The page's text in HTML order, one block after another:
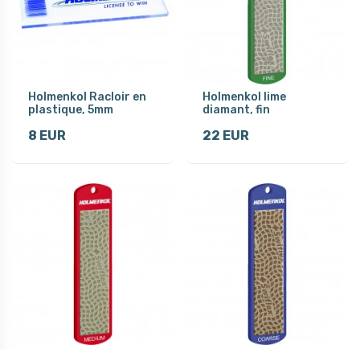
Holmenkol Racloir en
plastique, 5mm
8 EUR
Holmenkol lime
diamant, fin
22 EUR